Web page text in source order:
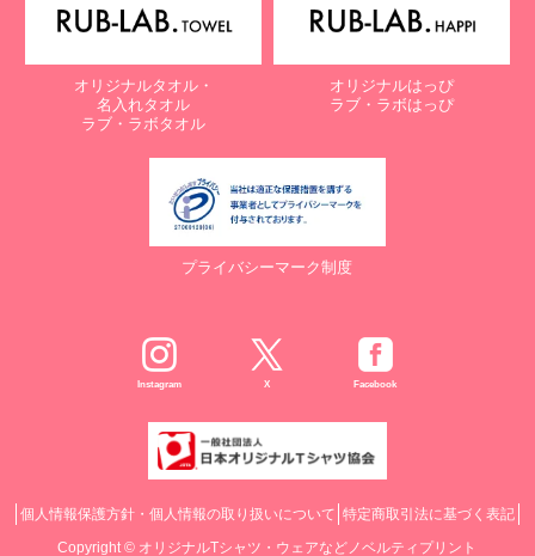
オリジナルタオル・
名入れタオル
ラブ・ラボタオル
オリジナルはっぴ
ラブ・ラボはっぴ
プライバシーマーク制度
Instagram X Facebook
個人情報保護方針・個人情報の取り扱いについて 特定商取引法に基づく表記
Copyright © オリジナルTシャツ・ウェアなどノベルティプリント